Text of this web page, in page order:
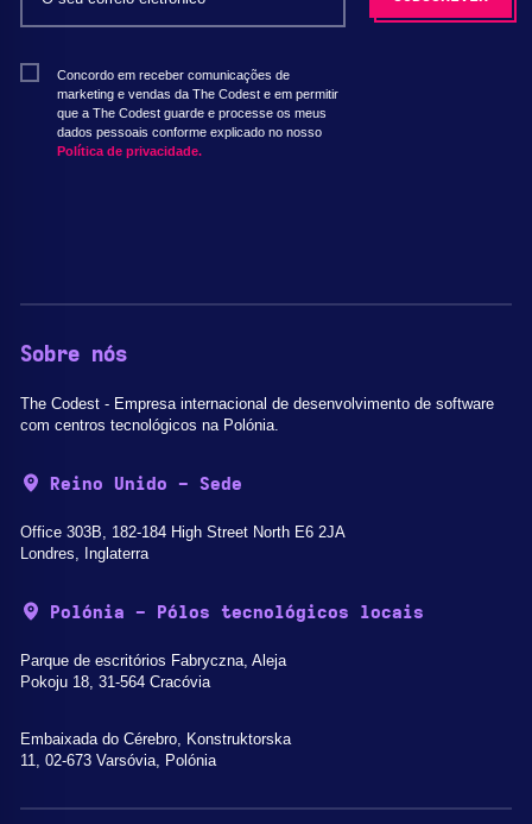
Concordo em receber comunicações de
marketing e vendas da The Codest e em permitir
que a The Codest guarde e processe os meus
dados pessoais conforme explicado no nosso
Política de privacidade.
Sobre nós
The Codest - Empresa internacional de desenvolvimento de software
com centros tecnológicos na Polónia.
Reino Unido - Sede
Office 303B, 182-184 High Street North E6 2JA
Londres, Inglaterra
Polónia - Pólos tecnológicos locais
Parque de escritórios Fabryczna, Aleja
Pokoju 18, 31-564 Cracóvia
Embaixada do Cérebro, Konstruktorska
11, 02-673 Varsóvia, Polónia